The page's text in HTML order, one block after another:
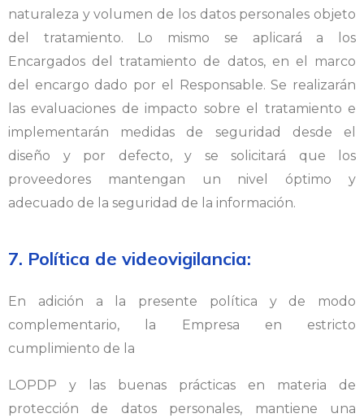
naturaleza y volumen de los datos personales objeto
del tratamiento. Lo mismo se aplicará a los
Encargados del tratamiento de datos, en el marco
del encargo dado por el Responsable. Se realizarán
las evaluaciones de impacto sobre el tratamiento e
implementarán medidas de seguridad desde el
diseño y por defecto, y se solicitará que los
proveedores mantengan un nivel óptimo y
adecuado de la seguridad de la información.
7. Política de videovigilancia:
En adición a la presente política y de modo
complementario, la Empresa en estricto
cumplimiento de la
LOPDP y las buenas prácticas en materia de
protección de datos personales, mantiene una